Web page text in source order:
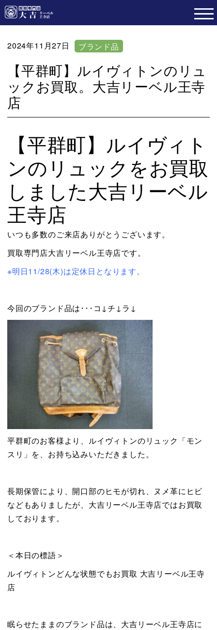
2024年11月27日 ブランド品
【平群町】ルイヴィトンのリュ
ックお買取。大吉リーベル王寺
店
【平群町】ルイヴィト
ンのリュックをお買取
しました大吉リーベル
王寺店
いつも多数のご来店ありがとうございます。
買取専門店大吉リーベル王寺店です。
※明日11/28(木)は定休日となります。
今回のブランド品は･･･コ↓チ↓ラ↓
平群町のお客様より、ルイヴィトンのリュック「モン
スリ」を、お持ち込みいただきました。
長期保管により、開口部のヒモが切れ、ヌメ革にヒビ
などもありましたが、大吉リーベル王寺店ではお買取
しております。
＜本日の標語＞
ルイヴィトンどんな状態でもお買取 大吉リーベル王寺
店
眠らせたままのブランド品は、大吉リーベル王寺店に